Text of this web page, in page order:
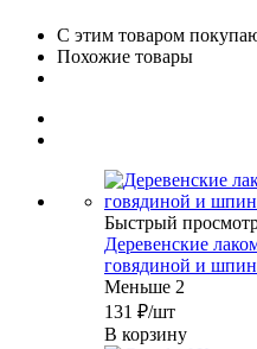
С этим товаром
Похожие товары
Быстрый
Деревенские
говядиной и
Меньше 2
131 ₽/шт
В корзину